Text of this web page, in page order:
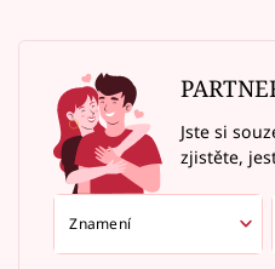
Jste si
zjistěte,